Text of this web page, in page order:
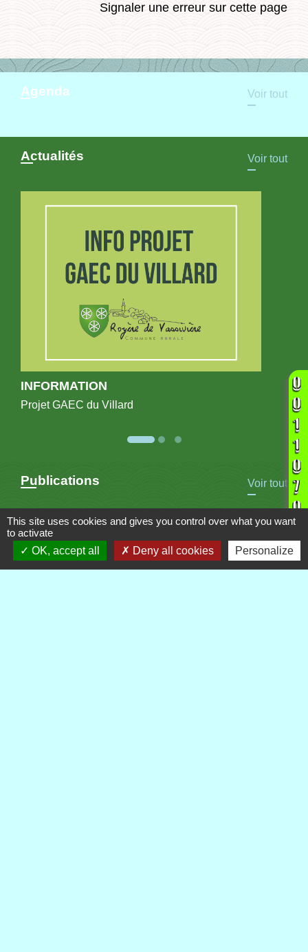
Signaler une erreur sur cette page
Agenda Voir tout
Actualités Voir tout
INFORMATION
Projet GAEC du Villard
Publications Voir tout
This site uses cookies and gives you control over what you want
to activate
OK, accept all
Deny all cookies Personalize